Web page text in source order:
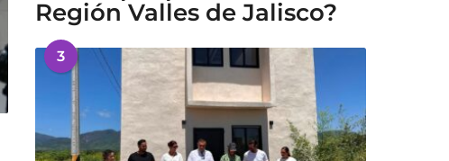
Región Valles de Jalisco?
3